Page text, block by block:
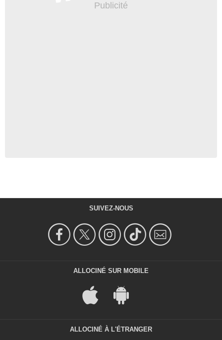
SUIVEZ-NOUS
ALLOCINÉ SUR MOBILE
ALLOCINÉ À L'ÉTRANGER